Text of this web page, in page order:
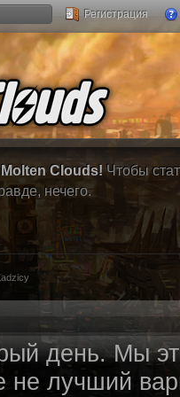
Регистрация
Clouds! Чтобы
нечего.
день. Мы
не лучший